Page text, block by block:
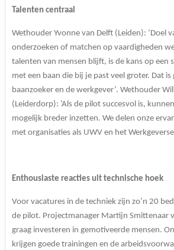
Talenten centraal
Wethouder Yvonne van Delft (Leiden): ‘Doel
onderzoeken of matchen op vaardigheden
talenten van mensen blijft, is de kans op een
met een baan die bij je past veel groter. Dat
baanzoeker en de werkgever’. Wethouder
(Leiderdorp): ’Als de pilot succesvol is,
mogelijk breder inzetten. We delen onze
met organisaties als UWV en het
Enthousiaste reacties uit technische hoek
Voor vacatures in de techniek zijn zo’n 20
de pilot. Projectmanager Martijn Smittenaar
graag investeren in gemotiveerde mensen.
krijgen goede trainingen en de